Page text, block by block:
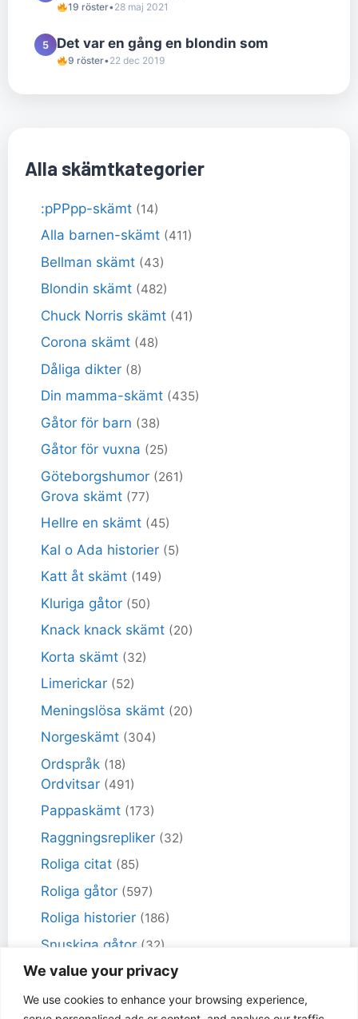
We value your privacy
We use cookies to enhance your browsing experience,
19 röster•28 maj 2021
5 Det var en gång en blondin som
9 röster•22 dec 2019
Alla skämtkategorier
:pPPpp-skämt (14)
Alla barnen-skämt (411)
Bellman skämt (43)
Blondin skämt (482)
Chuck Norris skämt (41)
Corona skämt (48)
Dåliga dikter (8)
Din mamma-skämt (435)
Gåtor för barn (38)
Gåtor för vuxna (25)
Göteborgshumor (261)
Grova skämt (77)
Hellre en skämt (45)
Kal o Ada historier (5)
Katt åt skämt (149)
Kluriga gåtor (50)
Knack knack skämt (20)
Korta skämt (32)
Limerickar (52)
Meningslösa skämt (20)
Norgeskämt (304)
Ordspråk (18)
Ordvitsar (491)
Pappaskämt (173)
Raggningsrepliker (32)
Roliga citat (85)
Roliga gåtor (597)
Roliga historier (186)
Snuskiga gåtor (32)
Snuskiga skämt(98)
Sportskämt (18)